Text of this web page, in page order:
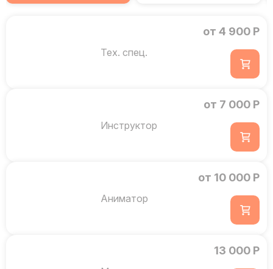
Тех. спец.
от 4 900 Р
Инструктор
от 7 000 Р
Аниматор
от 10 000 Р
13 000 Р